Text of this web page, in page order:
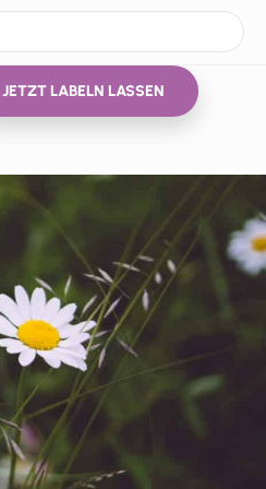
JETZT LABELN LASSEN